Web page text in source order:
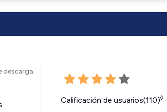
descarga
Calificación de usuarios(110)◊